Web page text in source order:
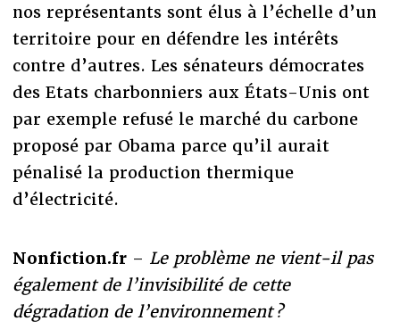
nos représentants sont élus à l’échelle d’un
territoire pour en défendre les intérêts
contre d’autres. Les sénateurs démocrates
des Etats charbonniers aux États-Unis ont
par exemple refusé le marché du carbone
proposé par Obama parce qu’il aurait
pénalisé la production thermique
d’électricité.
Nonfiction.fr – Le problème ne vient-il pas
également de l’invisibilité de cette
dégradation de l’environnement ?